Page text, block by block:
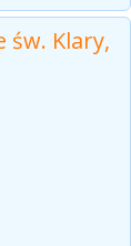
św. Klary,